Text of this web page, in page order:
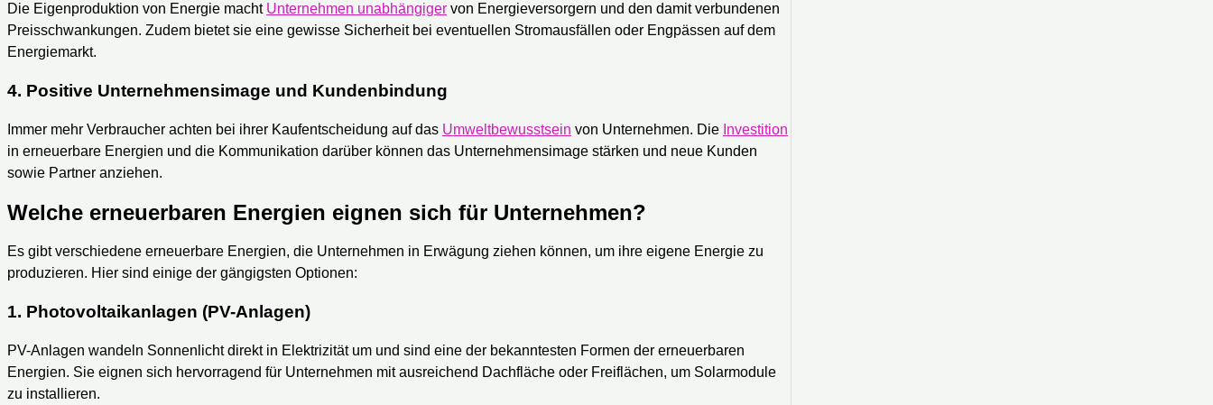
Die Eigenproduktion von Energie macht Unternehmen unabhängiger von Energieversorgern und den damit verbundenen
Preisschwankungen. Zudem bietet sie eine gewisse Sicherheit bei eventuellen Stromausfällen oder Engpässen auf dem
Energiemarkt.
4. Positive Unternehmensimage und Kundenbindung
Immer mehr Verbraucher achten bei ihrer Kaufentscheidung auf das Umweltbewusstsein von Unternehmen. Die Investition
in erneuerbare Energien und die Kommunikation darüber können das Unternehmensimage stärken und neue Kunden
sowie Partner anziehen.
Welche erneuerbaren Energien eignen sich für Unternehmen?
Es gibt verschiedene erneuerbare Energien, die Unternehmen in Erwägung ziehen können, um ihre eigene Energie zu
produzieren. Hier sind einige der gängigsten Optionen:
1. Photovoltaikanlagen (PV-Anlagen)
PV-Anlagen wandeln Sonnenlicht direkt in Elektrizität um und sind eine der bekanntesten Formen der erneuerbaren
Energien. Sie eignen sich hervorragend für Unternehmen mit ausreichend Dachfläche oder Freiflächen, um Solarmodule
zu installieren.